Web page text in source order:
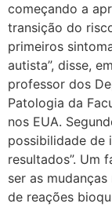
começando a
transição do
primeiros
autista”, disse,
professor dos
Patologia da
nos EUA.
possibilidade de
resultados”. Um
ser as
de reações